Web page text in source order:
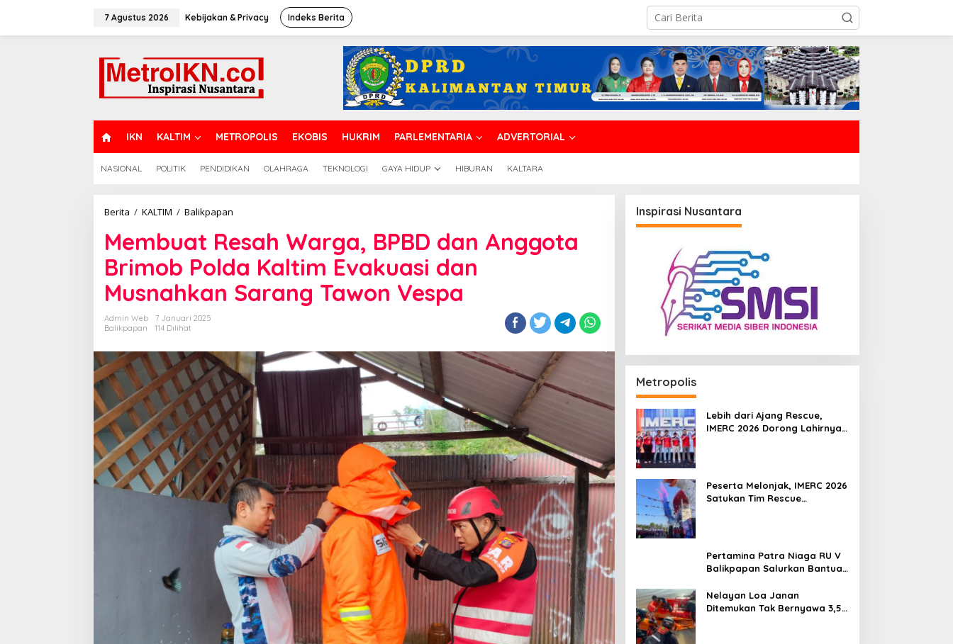
7 Agustus 2026 Kebijakan & Privacy Indeks Berita
O
M
IKN KALTIM METROPOLIS EKOBIS HUKRIM PARLEMENTARIA ADVERTORIAL
NASIONAL POLITIK PENDIDIKAN OLAHRAGA TEKNOLOGI GAYA HIDUP HIBURAN KALTARA
Berita / KALTIM / Balikpapan
Warga,
BPBD
dan
Anggota
Brimob
Polda
Musnahkan
Sarang
Tawon
Vespa
Membuat Resah Warga, BPBD dan Anggota
Brimob Polda Kaltim Evakuasi dan
Musnahkan Sarang Tawon Vespa
Admin Web
7 Januari 2025
Balikpapan
114 Dilihat
Inspirasi Nusantara
Metropolis
Lebih dari Ajang Rescue,
IMERC 2026 Dorong Lahirnya
Peserta Melonjak, IMERC 2026
Satukan Tim Rescue
Pertamina Patra Niaga RU V
Balikpapan Salurkan Bantuan
Kilang
Nelayan Loa Janan
Ditemukan Tak Bernyawa 3,5